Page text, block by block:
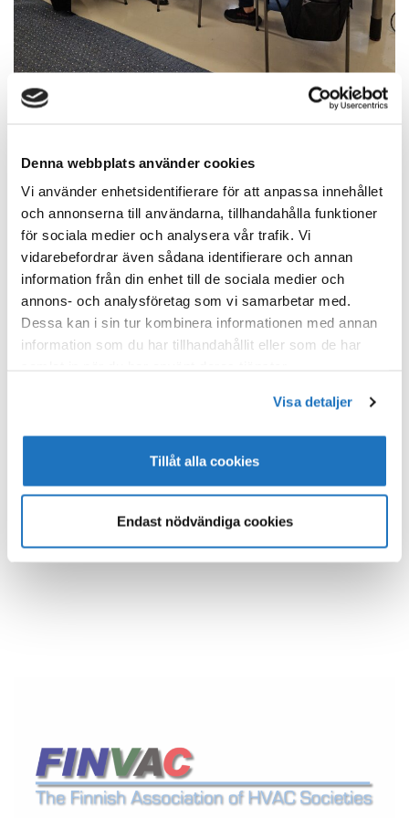
Denna webbplats använder cookies
Vi använder enhetsidentifierare för att anpassa innehållet
och annonserna till användarna, tillhandahålla funktioner
för sociala medier och analysera vår trafik. Vi
vidarebefordrar även sådana identifierare och annan
information från din enhet till de sociala medier och
annons- och analysföretag som vi samarbetar med.
Dessa kan i sin tur kombinera informationen med annan
information som du har tillhandahållit eller som de har
Visa detaljer
Tillåt alla cookies
Endast nödvändiga cookies
yngre medlemmar (studerande och medlemmar som nyligen kommit ut till
Bekanta dig med rapporten om ISH 2023 mässan